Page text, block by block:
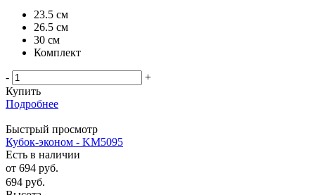
23.5 см
26.5 см
30 см
Комплект
-
+
Купить
Подробнее
Быстрый просмотр
Кубок-эконом - KM5095
Есть в наличии
от 694 руб.
694 руб.